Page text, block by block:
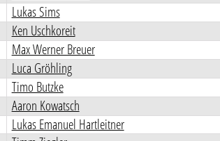
Lukas Sims
Ken Uschkoreit
Max Werner Breuer
Luca Gröhling
Timo Butzke
Aaron Kowatsch
Lukas Emanuel Hartleitner